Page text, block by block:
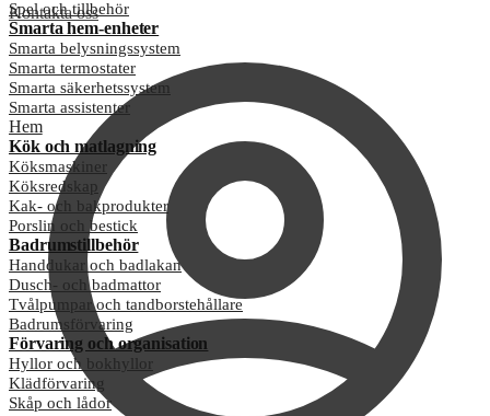
Kontakta oss
Spel och tillbehör
Smarta hem-enheter
Smarta belysningssystem
Smarta termostater
Smarta säkerhetssystem
Smarta assistenter
Hem
Kök och matlagning
Köksmaskiner
Köksredskap
Kak- och bakprodukter
Porslin och bestick
Badrumstillbehör
Handdukar och badlakan
Dusch- och badmattor
Tvålpumpar och tandborstehållare
Badrumsförvaring
Förvaring och organisation
Hyllor och bokhyllor
Klädförvaring
Skåp och lådor